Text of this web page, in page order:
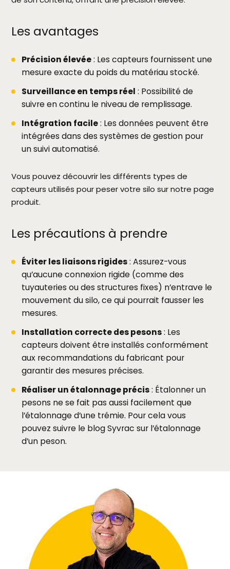
Les avantages
Précision élevée: Les capteurs fournissent une
mesure exacte du poids du matériau stocké.
Surveillance en temps réel : Possibilité de
suivre en continu le niveau de remplissage.
Intégration facile: Les données peuvent être
intégrées dans des systèmes de gestion pour
un suivi automatisé.
Vous pouvez découvrir les différents types de
capteurs utilisés pour peser votre silo sur notre page
produit.
Les précautions à prendre
Éviter les liaisons rigides: Assurez-vous
qu’aucune connexion rigide (comme des
tuyauteries ou des structures fixes) n’entrave le
mouvement du silo, ce qui pourrait fausser les
mesures.
Installation correcte des pesons: Les
capteurs doivent être installés conformément
aux recommandations du fabricant pour
garantir des mesures précises.
Réaliser un étalonnage précis: Étalonner un
pesons ne se fait pas aussi facilement que
l’étalonnage d’une trémie. Pour cela vous
pouvez suivre le blog Syvrac sur l’étalonnage
d’un peson.